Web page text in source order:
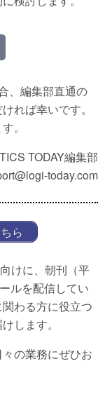
、編集部直通の
れば幸いです。
。
TODAY編集部
today.com
ら
けに、朝刊（平
ルを配信してい
わる方に役立つ
します。
の業務にぜひお